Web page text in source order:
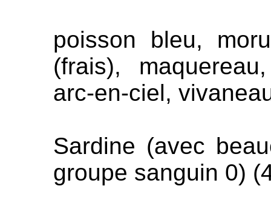
poisson bleu,
(frais),
arc-en-ciel,
Sardine (avec
groupe sanguin 0)